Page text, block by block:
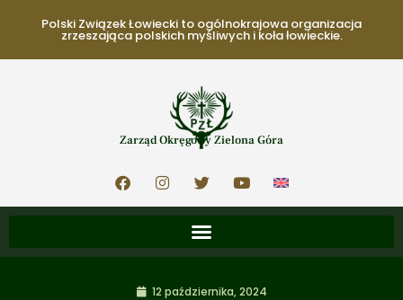
Polski Związek Łowiecki to ogólnokrajowa organizacja
zrzeszająca polskich myśliwych i koła łowieckie.
Zarząd Okręgowy Zielona Góra
12 października, 2024